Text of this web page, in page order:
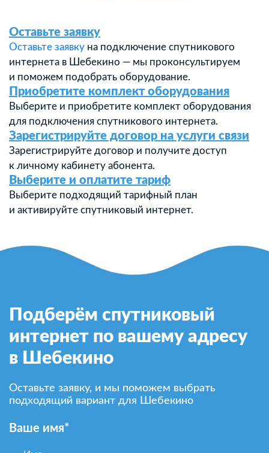
Оставьте заявку
Оставьте заявку на подключение спутникового
интернета в Шебекино — мы проконсультируем
и поможем подобрать оборудование.
Приобретите комплект оборудования
Выберите и приобретите комплект оборудования
для подключения спутникового интернета.
Зарегистрируйте договор на услуги связи
Зарегистрируйте договор и получите доступ
к личному кабинету абонента.
Выберите и оплатите тариф
Выберите подходящий тарифный план
и активируйте спутниковый интернет.
Подберём спутниковый
интернет по вашему адресу
в Шебекино
Оставьте заявку, и мы поможем выбрать
подходящий вариант для Шебекино
Ваше имя*